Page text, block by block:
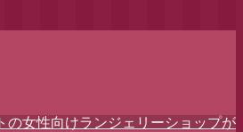
の女性向けランジェリーショップが